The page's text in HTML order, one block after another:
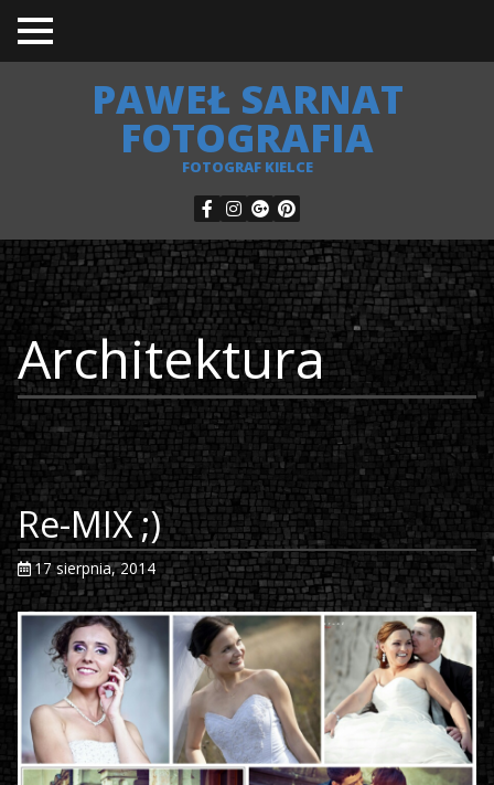
TO
GGL
PAWEŁ SARNAT
FOTOGRAFIA
FOTOGRAF KIELCE
Architektura
Re-MIX ;)
17 sierpnia, 2014